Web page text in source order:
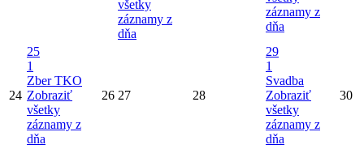
všetky
záznamy z
dňa
záznamy z
dňa
24
25
1
Zber TKO
Zobraziť
všetky
záznamy z
dňa
26 27 28
29
1
Svadba
Zobraziť
všetky
záznamy z
dňa
30